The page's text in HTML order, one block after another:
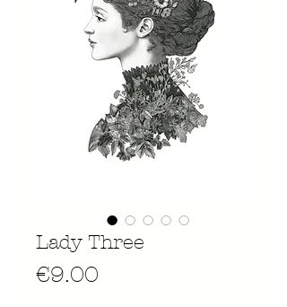
Lady Three
€9.00